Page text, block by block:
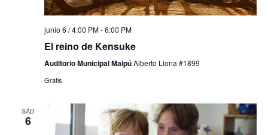
junio 6 / 4:00 PM-6:00 PM
El reino de Kensuke
Auditorio Municipal MaipúAlberto Llona #1899
Gratis
SÁB
6